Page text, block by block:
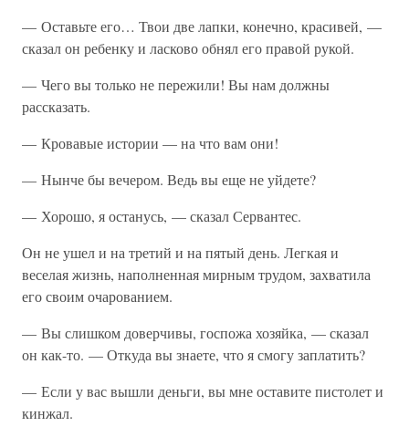
— Оставьте его… Твои две лапки, конечно, красивей, —
сказал он ребенку и ласково обнял его правой рукой.
— Чего вы только не пережили! Вы нам должны
рассказать.
— Кровавые истории — на что вам они!
— Нынче бы вечером. Ведь вы еще не уйдете?
— Хорошо, я останусь, — сказал Сервантес.
Он не ушел и на третий и на пятый день. Легкая и
веселая жизнь, наполненная мирным трудом, захватила
его своим очарованием.
— Вы слишком доверчивы, госпожа хозяйка, — сказал
он как-то. — Откуда вы знаете, что я смогу заплатить?
— Если у вас вышли деньги, вы мне оставите пистолет и
кинжал.